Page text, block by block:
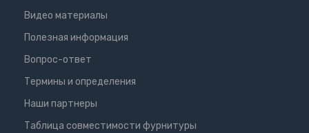
Видео материалы
Полезная информация
Вопрос-ответ
Термины и определения
Наши партнеры
Таблица совместимости фурнитуры